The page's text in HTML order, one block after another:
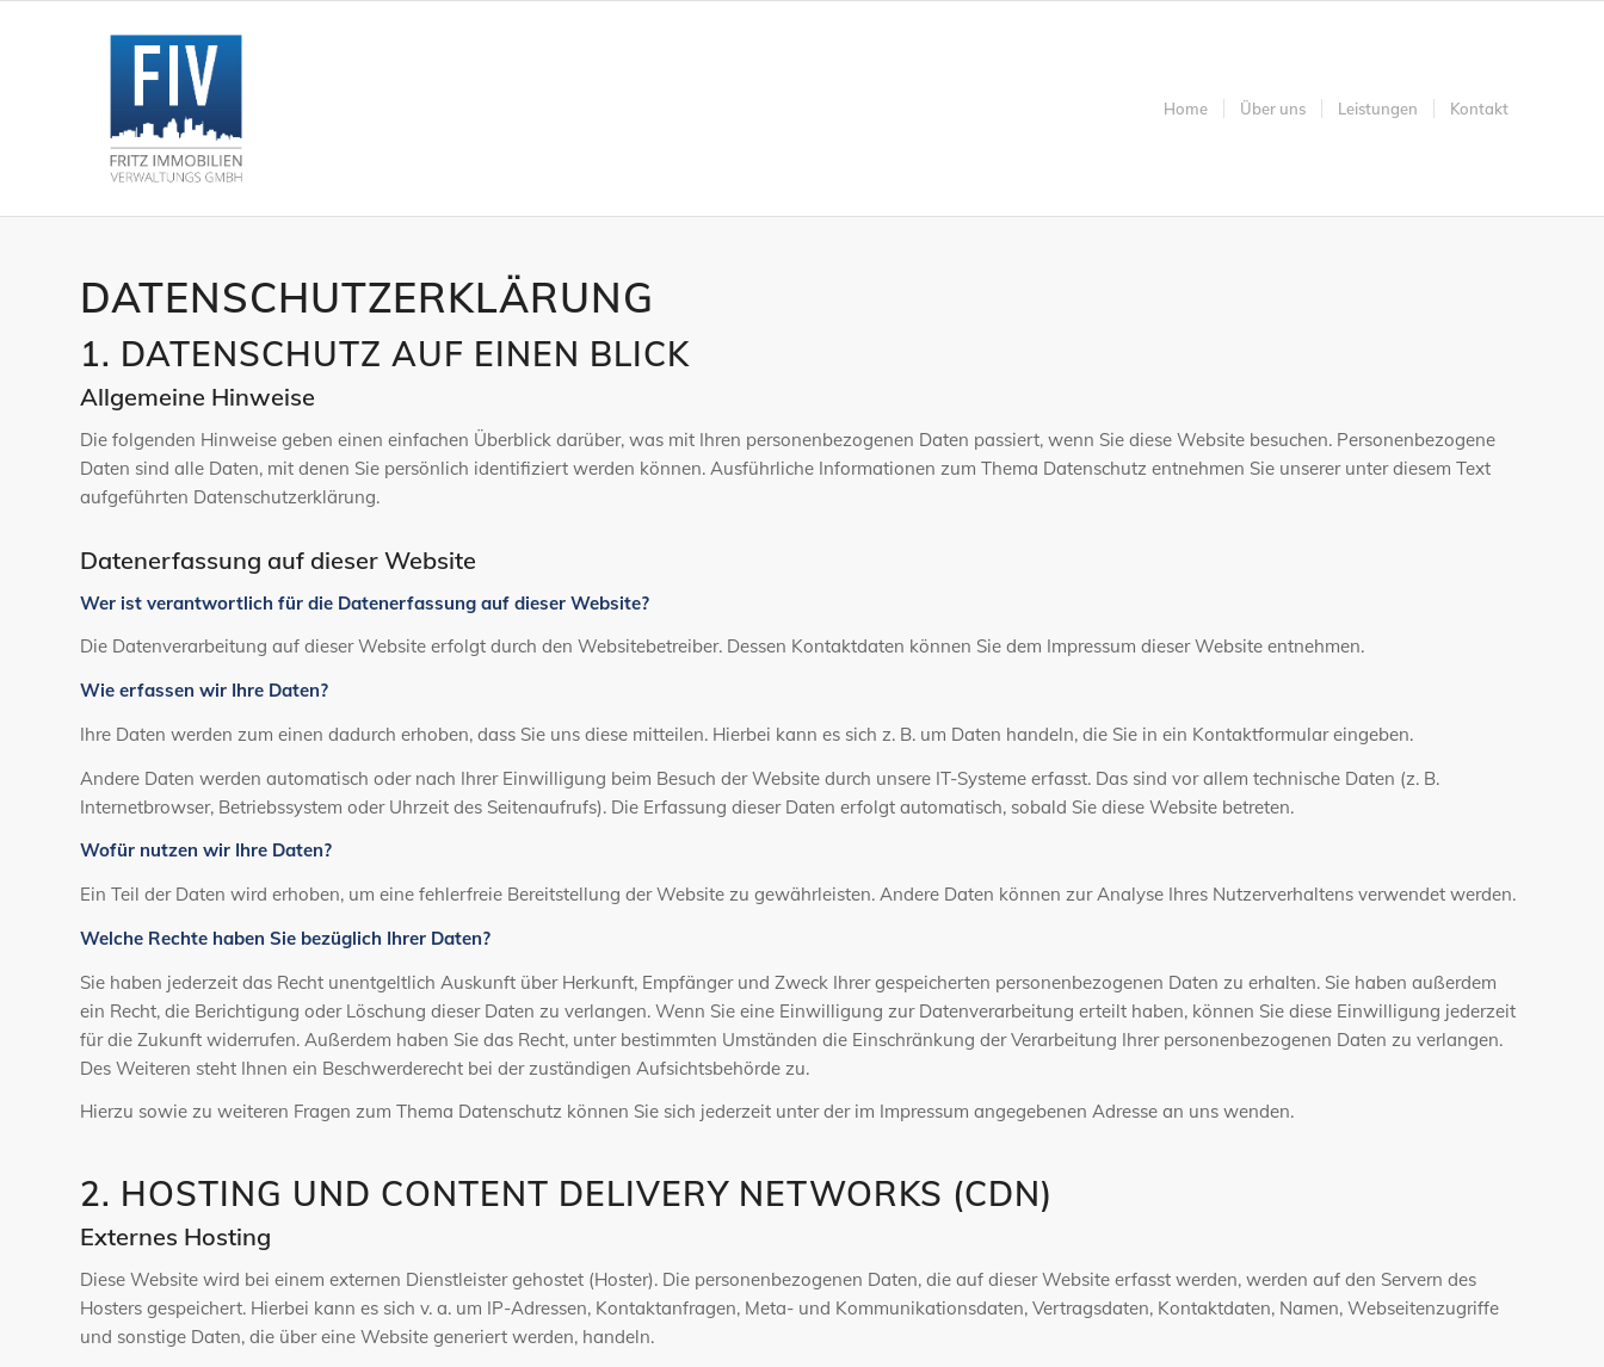
Home Über uns Leistungen Kontakt
DATENSCHUTZERKLÄRUNG
1. DATENSCHUTZ AUF EINEN BLICK
Allgemeine Hinweise
Die folgenden Hinweise geben einen einfachen Überblick darüber, was mit Ihren personenbezogenen Daten passiert, wenn Sie diese Website besuchen. Personenbezogene
Daten sind alle Daten, mit denen Sie persönlich identifiziert werden können. Ausführliche Informationen zum Thema Datenschutz entnehmen Sie unserer unter diesem Text
aufgeführten Datenschutzerklärung.
Datenerfassung auf dieser Website
Wer ist verantwortlich für die Datenerfassung auf dieser Website?
Die Datenverarbeitung auf dieser Website erfolgt durch den Websitebetreiber. Dessen Kontaktdaten können Sie dem Impressum dieser Website entnehmen.
Wie erfassen wir Ihre Daten?
Ihre Daten werden zum einen dadurch erhoben, dass Sie uns diese mitteilen. Hierbei kann es sich z. B. um Daten handeln, die Sie in ein Kontaktformular eingeben.
Andere Daten werden automatisch oder nach Ihrer Einwilligung beim Besuch der Website durch unsere IT-Systeme erfasst. Das sind vor allem technische Daten (z. B.
Internetbrowser, Betriebssystem oder Uhrzeit des Seitenaufrufs). Die Erfassung dieser Daten erfolgt automatisch, sobald Sie diese Website betreten.
Wofür nutzen wir Ihre Daten?
Ein Teil der Daten wird erhoben, um eine fehlerfreie Bereitstellung der Website zu gewährleisten. Andere Daten können zur Analyse Ihres Nutzerverhaltens verwendet werden.
Welche Rechte haben Sie bezüglich Ihrer Daten?
Sie haben jederzeit das Recht unentgeltlich Auskunft über Herkunft, Empfänger und Zweck Ihrer gespeicherten personenbezogenen Daten zu erhalten. Sie haben außerdem
ein Recht, die Berichtigung oder Löschung dieser Daten zu verlangen. Wenn Sie eine Einwilligung zur Datenverarbeitung erteilt haben, können Sie diese Einwilligung jederzeit
für die Zukunft widerrufen. Außerdem haben Sie das Recht, unter bestimmten Umständen die Einschränkung der Verarbeitung Ihrer personenbezogenen Daten zu verlangen.
Des Weiteren steht Ihnen ein Beschwerderecht bei der zuständigen Aufsichtsbehörde zu.
Hierzu sowie zu weiteren Fragen zum Thema Datenschutz können Sie sich jederzeit unter der im Impressum angegebenen Adresse an uns wenden.
2. HOSTING UND CONTENT DELIVERY NETWORKS (CDN)
Externes Hosting
Diese Website wird bei einem externen Dienstleister gehostet (Hoster). Die personenbezogenen Daten, die auf dieser Website erfasst werden, werden auf den Servern des
Hosters gespeichert. Hierbei kann es sich v. a. um IP-Adressen, Kontaktanfragen, Meta- und Kommunikationsdaten, Vertragsdaten, Kontaktdaten, Namen, Webseitenzugriffe
und sonstige Daten, die über eine Website generiert werden, handeln.